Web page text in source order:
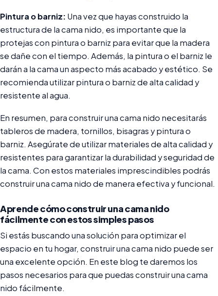
Pintura o barniz: Una vez que hayas construido la
estructura de la cama nido, es importante que la
protejas con pintura o barniz para evitar que la madera
se dañe con el tiempo. Además, la pintura o el barniz le
darán a la cama un aspecto más acabado y estético. Se
recomienda utilizar pintura o barniz de alta calidad y
resistente al agua.
En resumen, para construir una cama nido necesitarás
tableros de madera, tornillos, bisagras y pintura o
barniz. Asegúrate de utilizar materiales de alta calidad y
resistentes para garantizar la durabilidad y seguridad de
la cama. Con estos materiales imprescindibles podrás
construir una cama nido de manera efectiva y funcional.
Aprende cómo construir una cama nido
fácilmente con estos simples pasos
Si estás buscando una solución para optimizar el
espacio en tu hogar, construir una cama nido puede ser
una excelente opción. En este blog te daremos los
pasos necesarios para que puedas construir una cama
nido fácilmente.